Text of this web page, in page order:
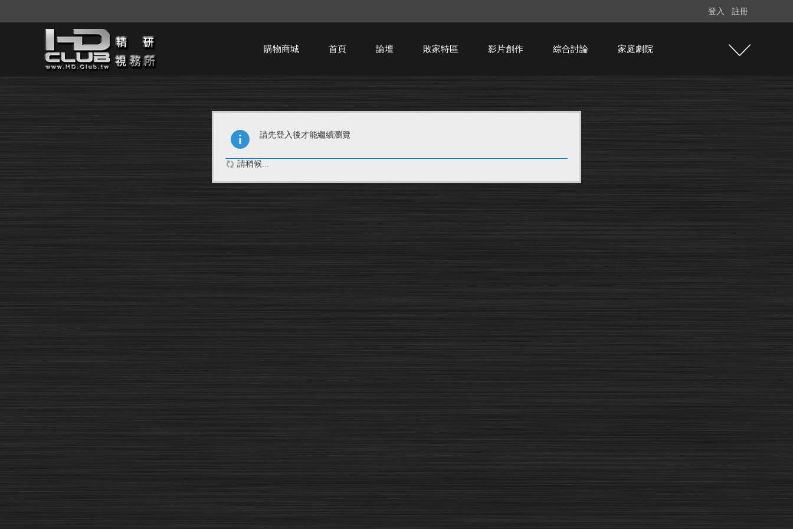
登入 註冊
購物商城 首頁 論壇 敗家特區 影片創作 綜合討論 家庭劇院
請先登入後才能繼續瀏覽
請稍候...